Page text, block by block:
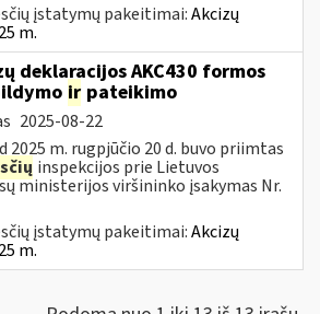
įstatymų pakeitimai:Akcizų
m.
deklaracijos AKC430 formos
ir pateikimo
2025-08-22
m. rugpjūčio 20 d. buvo priimtas
inspekcijos prie Lietuvos
ministerijos viršininko įsakymas Nr.
įstatymų pakeitimai:Akcizų
m.